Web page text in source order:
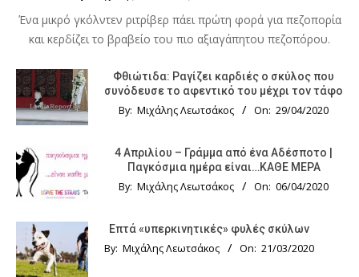
Ένα μικρό γκόλντεν ριτρίβερ πάει πρώτη φορά για πεζοπορία
και κερδίζει το βραβείο του πιο αξιαγάπητου πεζοπόρου.
Φθιώτιδα: Ραγίζει καρδιές ο σκύλος που
συνόδευσε το αφεντικό του μέχρι τον τάφο
By: Μιχάλης Λεωτσάκος On: 29/04/2020
4 Απριλίου – Γράμμα από ένα Αδέσποτο |
Παγκόσμια ημέρα είναι…ΚΑΘΕ ΜΕΡΑ
By: Μιχάλης Λεωτσάκος On: 06/04/2020
Επτά «υπερκινητικές» φυλές σκύλων
By: Μιχάλης Λεωτσάκος On: 21/03/2020